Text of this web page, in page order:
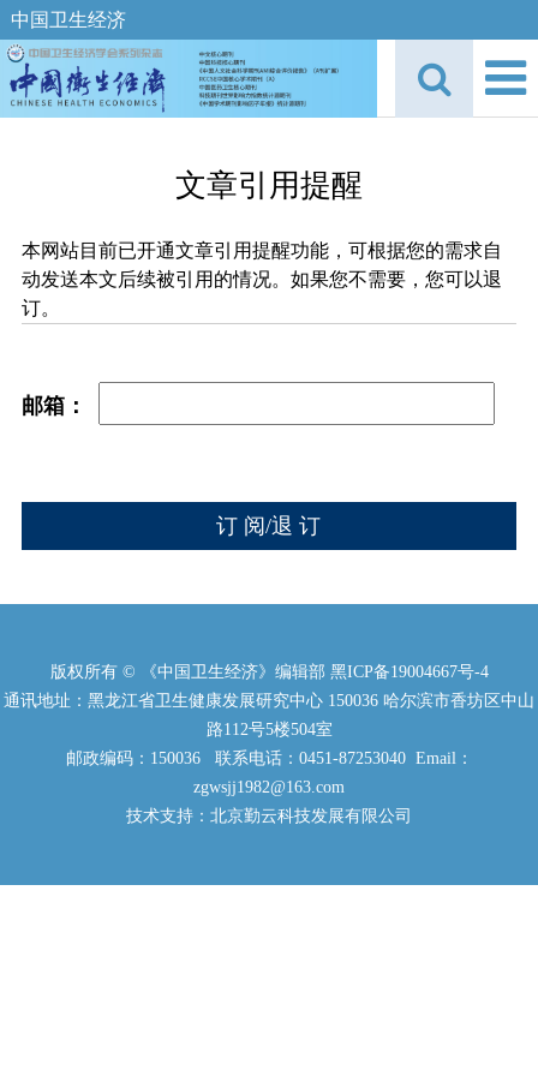
中国卫生经济
文章引用提醒
本网站目前已开通文章引用提醒功能，可根据您的需求自
动发送本文后续被引用的情况。如果您不需要，您可以退
订。
邮箱：
版权所有 © 《中国卫生经济》编辑部 黑ICP备19004667号-4
通讯地址：黑龙江省卫生健康发展研究中心 150036 哈尔滨市香坊区中山
路112号5楼504室
邮政编码：150036 联系电话：0451-87253040 Email：
zgwsjj1982@163.com
技术支持：北京勤云科技发展有限公司